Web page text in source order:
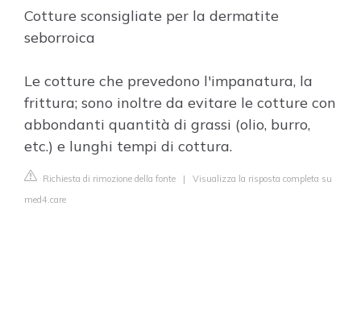
Cotture sconsigliate per la dermatite
seborroica
Le cotture che prevedono l'impanatura, la
frittura; sono inoltre da evitare le cotture con
abbondanti quantità di grassi (olio, burro,
etc.) e lunghi tempi di cottura.
Richiesta di rimozione della fonte | Visualizza la risposta completa su
med4.care